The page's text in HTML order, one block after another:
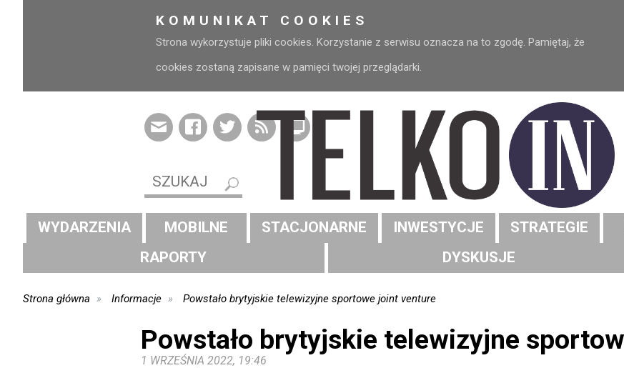
KOMUNIKAT COOKIES
Strona wykorzystuje pliki cookies. Korzystanie z serwisu oznacza na to zgodę. Pamiętaj, że
cookies zostaną zapisane w pamięci twojej przeglądarki.
WYDARZENIA MOBILNE STACJONARNE INWESTYCJE STRATEGIE
RAPORTY
DYSKUSJE
Strona główna Informacje Powstało brytyjskie telewizyjne sportowe joint venture
Powstało brytyjskie telewizyjne
1 WRZEŚNIA 2022, 19:46